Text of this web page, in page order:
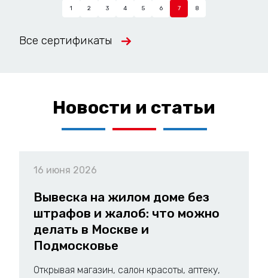
1 2 3 4 5 6 7 8
Все сертификаты
Новости и статьи
16 июня 2026
Вывеска на жилом доме без
штрафов и жалоб: что можно
делать в Москве и
Подмосковье
Открывая магазин, салон красоты, аптеку,